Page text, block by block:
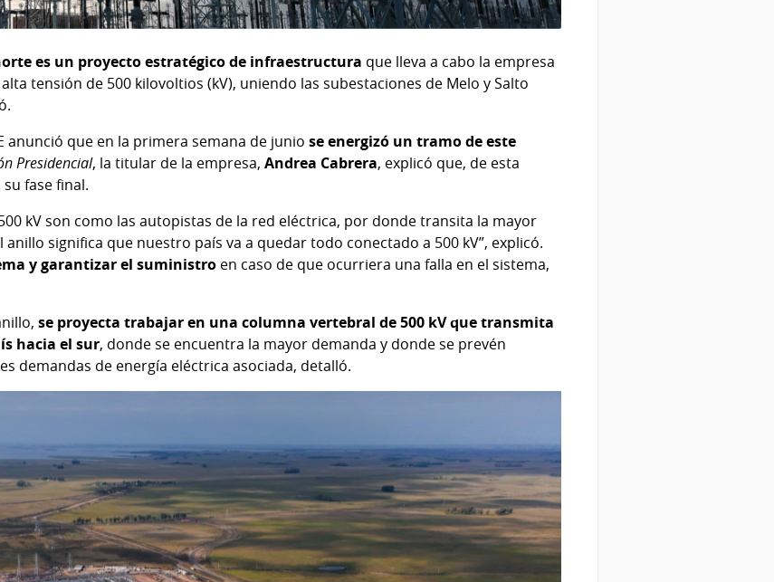
es un proyecto estratégico de infraestructura que lleva a cabo la empresa
tensión de 500 kilovoltios (kV), uniendo las subestaciones de Melo y Salto
anunció que en la primera semana de junio se energizó un tramo de este
Presidencial, la titular de la empresa, Andrea Cabrera, explicó que, de esta
fase final.
kV son como las autopistas de la red eléctrica, por donde transita la mayor
anillo significa que nuestro país va a quedar todo conectado a 500 kV”, explicó.
y garantizar el suministro en caso de que ocurriera una falla en el sistema,
se proyecta trabajar en una columna vertebral de 500 kV que transmita
hacia el sur, donde se encuentra la mayor demanda y donde se prevén
demandas de energía eléctrica asociada, detalló.